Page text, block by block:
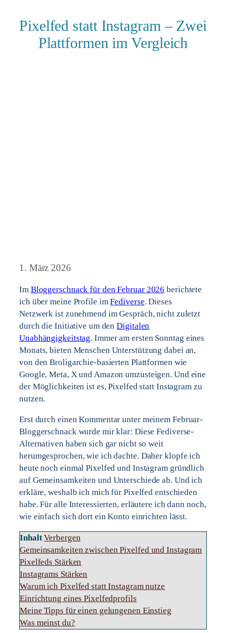
Pixelfed statt Instagram – Zwei
Plattformen im Vergleich
1. März 2026
Im Bloggerschnack für den Februar 2026 berichtete
ich über meine Profile imFediverse. Dieses
Netzwerk ist zunehmend im Gespräch, nicht zuletzt
durch die Initiative um denDigitalen
Unabhängigkeitstag. Immer am ersten Sonntag eines
Monats, bieten Menschen Unterstützung dabei an,
von den Broligarchie-basierten Plattformen wie
Google, Meta, X und Amazon umzusteigen. Und eine
der Möglichkeiten ist es, Pixelfed statt Instagram zu
nutzen.
Erst durch einen Kommentar unter meinem Februar-
Bloggerschnack wurde mir klar: Diese Fediverse-
Alternativen haben sich gar nicht so weit
herumgesprochen, wie ich dachte. Daher klopfe ich
heute noch einmal Pixelfed und Instagram gründlich
auf Gemeinsamkeiten und Unterschiede ab. Und ich
erkläre, weshalb ich mich für Pixelfed entschieden
habe. Für alle Interessierten, erläutere ich dann noch,
wie einfach sich dort ein Konto einrichten lässt.
Inhalt Verbergen
Gemeinsamkeiten zwischen Pixelfed und Instagram
Pixelfeds Stärken
Instagrams Stärken
Warum ich Pixelfed statt Instagram nutze
Einrichtung eines Pixelfedprofils
Meine Tipps für einen gelungenen Einstieg
Was meinst du?